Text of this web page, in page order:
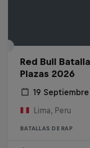
Red Bull
Plazas 2026
19
Lima, Peru
BATALLAS DE RAP